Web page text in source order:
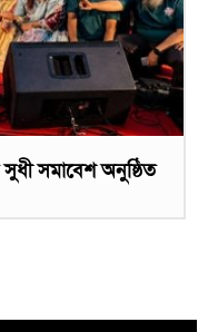
সমাবেশ অনুষ্ঠিত